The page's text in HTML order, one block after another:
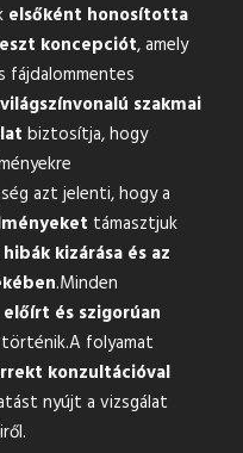
elsőként honosította
koncepciót, amely
fájdalommentes
világszínvonalú szakmai
biztosítja, hogy
azt jelenti, hogy a
támasztjuk
hibák kizárása és az
.Minden
és szigorúan
folyamat
konzultációval
nyújt a vizsgálat